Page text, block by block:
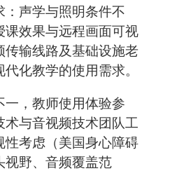
：声学与照明条件不
课效果与远程画面可视
传输线路及基础设施老
化教学的使用需求。
一，教师使用体验参
术与音视频技术团队工
性考虑（美国身心障碍
视野、音频覆盖范